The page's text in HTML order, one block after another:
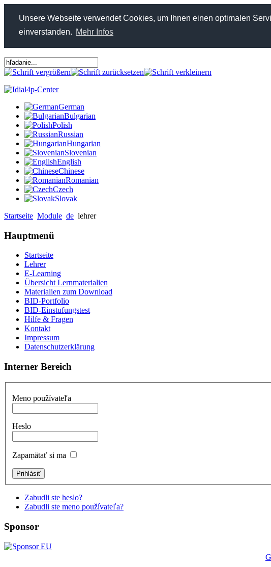
Unsere Webseite verwendet Cookies, um Ihnen einen optimalen
einverstanden. Mehr Infos
German
Bulgarian
Polish
Russian
Hungarian
Slovenian
English
Chinese
Romanian
Czech
Slovak
Startseite Module de lehrer
Hauptmenü
Startseite
Lehrer
E-Learning
Übersicht Lernmaterialien
Materialien zum Download
BID-Portfolio
BID-Einstufungstest
Hilfe & Fragen
Kontakt
Impressum
Datenschutzerklärung
Interner Bereich
Meno používateľa
Heslo
Zapamätať si ma
Zabudli ste heslo?
Zabudli ste meno používateľa?
Sponsor